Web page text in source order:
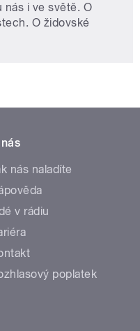
nás i ve světě. O
O židovské
nás naladíte
v rádiu
poplatek